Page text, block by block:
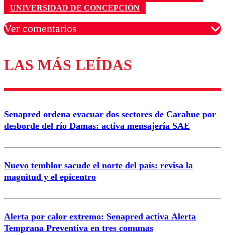
UNIVERSIDAD DE CONCEPCIÓN
Ver comentarios
Los comentarios son moderados para garantizar un
diálogo respetuoso.
Correo
LAS MÁS LEÍDAS
Senapred ordena evacuar dos sectores de Carahue por
desborde del río Damas: activa mensajería SAE
Nuevo temblor sacude el norte del país: revisa la
magnitud y el epicentro
Alerta por calor extremo: Senapred activa Alerta
Temprana Preventiva en tres comunas